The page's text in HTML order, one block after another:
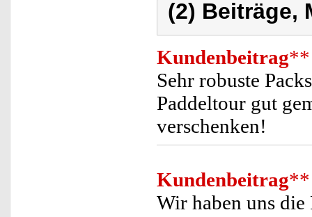
(2) Beiträge,
Kundenbeitrag**
Sehr robuste
Paddeltour gut
verschenken!
Kundenbeitrag**
Wir haben uns die